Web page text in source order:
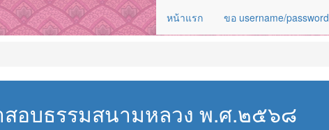
หน้าแรก ขอ username/password
สอบธรรมสนามหลวง พ.ศ.๒๕๖๘